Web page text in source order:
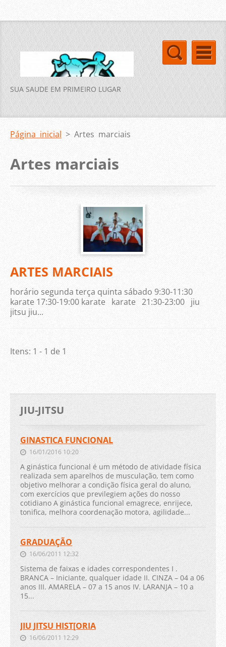
SUA SAUDE EM PRIMEIRO LUGAR
Página inicial > Artes marciais
Artes marciais
ARTES MARCIAIS
horário segunda terça quinta sábado 9:30-11:30
karate 17:30-19:00 karate karate 21:30-23:00 jiu
jitsu jiu...
Itens: 1 - 1 de 1
JIU-JITSU
GINASTICA FUNCIONAL
16/01/2016 10:20
A ginástica funcional é um método de atividade física
realizada sem aparelhos de musculação, tem como
objetivo melhorar a condição física geral do aluno,
com exercícios que previlegiem ações do nosso
cotidiano A ginástica funcional emagrece, enrijece,
tonifica, melhora coordenação motora, agilidade...
GRADUAÇÃO
16/06/2011 12:32
Sistema de faixas e idades correspondentes I .
BRANCA – Iniciante, qualquer idade II. CINZA – 04 a 06
anos III. AMARELA – 07 a 15 anos IV. LARANJA – 10 a
15...
JIU JITSU HIST[ORIA
16/06/2011 12:29